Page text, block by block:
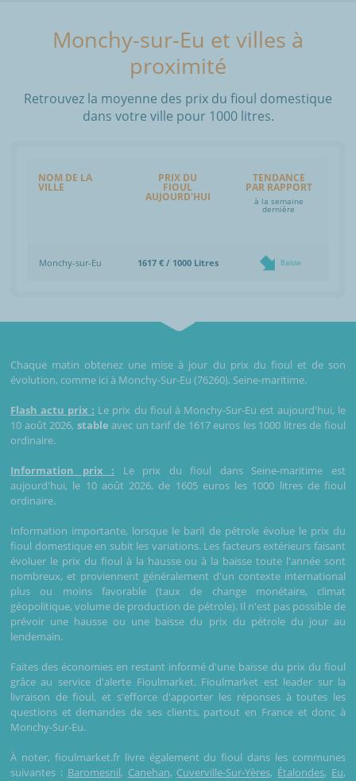
Monchy-sur-Eu et villes à
proximité
Retrouvez la moyenne des prix du fioul domestique
dans votre ville pour 1000 litres.
NOM DE LA
VILLE
PRIX DU
FIOUL
AUJOURD'HUI
TENDANCE
PAR RAPPORT
à la semaine
dernière
Monchy-sur-Eu 1617 € / 1000 Litres Baisse
Chaque matin obtenez une mise à jour du prix du fioul et de son
évolution, comme ici à Monchy-Sur-Eu (76260), Seine-maritime.
Flash actu prix : Le prix du fioul à Monchy-Sur-Eu est aujourd'hui, le
10 août 2026, stable avec un tarif de 1617 euros les 1000 litres de fioul
ordinaire.
Information prix : Le prix du fioul dans Seine-maritime est
aujourd'hui, le 10 août 2026, de 1605 euros les 1000 litres de fioul
ordinaire.
Information importante, lorsque le baril de pétrole évolue le prix du
fioul domestique en subit les variations. Les facteurs extérieurs faisant
évoluer le prix du fioul à la hausse ou à la baisse toute l'année sont
nombreux, et proviennent généralement d'un contexte international
plus ou moins favorable (taux de change monétaire, climat
géopolitique, volume de production de pétrole). Il n'est pas possible de
prévoir une hausse ou une baisse du prix du pétrole du jour au
lendemain.
Faites des économies en restant informé d'une baisse du prix du fioul
grâce au service d'alerte Fioulmarket. Fioulmarket est leader sur la
livraison de fioul, et s'efforce d'apporter les réponses à toutes les
questions et demandes de ses clients, partout en France et donc à
Monchy-Sur-Eu.
À noter, fioulmarket.fr livre également du fioul dans les communes
suivantes : Baromesnil, Canehan, Cuverville-Sur-Yères, Étalondes, Eu,